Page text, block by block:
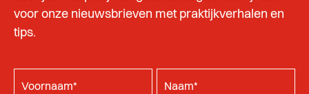
voor onze nieuwsbrieven met praktijkverhalen en
tips.